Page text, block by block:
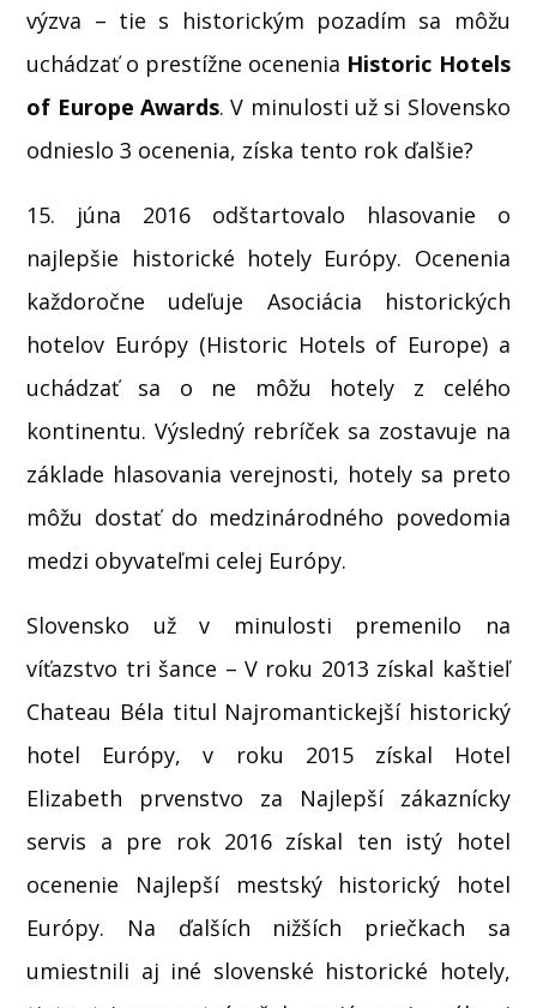
výzva – tie s historickým pozadím sa môžu
uchádzať o prestížne ocenenia Historic Hotels
of Europe Awards. V minulosti už si Slovensko
odnieslo 3 ocenenia, získa tento rok ďalšie?
15. júna 2016 odštartovalo hlasovanie o
najlepšie historické hotely Európy. Ocenenia
každoročne udeľuje Asociácia historických
hotelov Európy (Historic Hotels of Europe) a
uchádzať sa o ne môžu hotely z celého
kontinentu. Výsledný rebríček sa zostavuje na
základe hlasovania verejnosti, hotely sa preto
môžu dostať do medzinárodného povedomia
medzi obyvateľmi celej Európy.
Slovensko už v minulosti premenilo na
víťazstvo tri šance – V roku 2013 získal kaštieľ
Chateau Béla titul Najromantickejší historický
hotel Európy, v roku 2015 získal Hotel
Elizabeth prvenstvo za Najlepší zákaznícky
servis a pre rok 2016 získal ten istý hotel
ocenenie Najlepší mestský historický hotel
Európy. Na ďalších nižších priečkach sa
umiestnili aj iné slovenské historické hotely,